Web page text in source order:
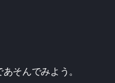
んでみよう。